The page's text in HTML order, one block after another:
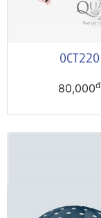
0CT220
80,000đ